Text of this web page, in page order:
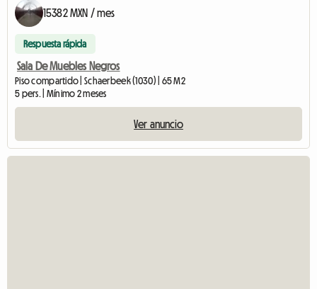
15382 MXN / mes
Respuesta rápida
Sala De Muebles Negros
Piso compartido | Schaerbeek (1030) | 65 M2
5 pers. | Mínimo 2 meses
Ver anuncio